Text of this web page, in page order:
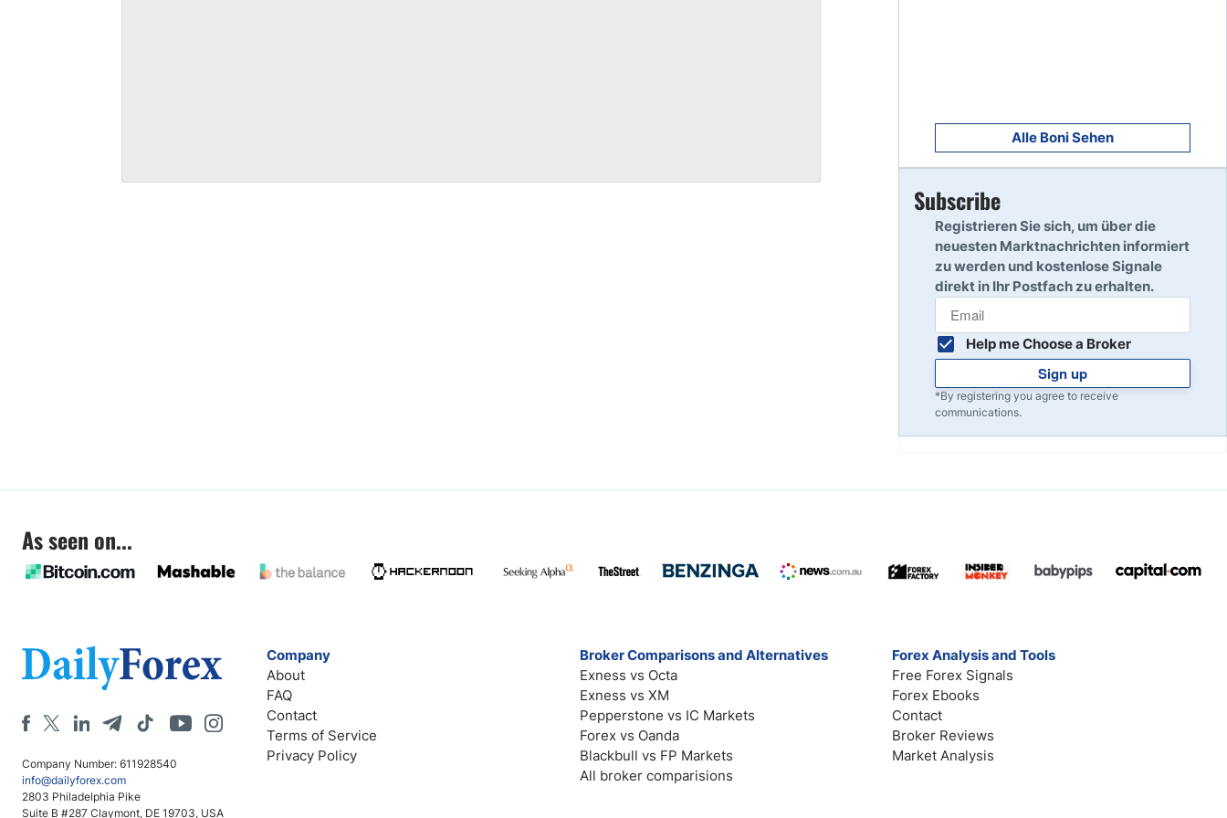
10
Alle Boni Sehen
Subscribe
Registrieren Sie sich, um über die
neuesten Marktnachrichten informiert
zu werden und kostenlose Signale
direkt in Ihr Postfach zu erhalten.
Help me Choose a Broker
Sign up
*By registering you agree to receive
communications.
As seen on...
Company Number: 611928540
info@dailyforex.com
2803 Philadelphia Pike
Suite B #287 Claymont, DE 19703, USA
Company
About
FAQ
Contact
Terms of Service
Privacy Policy
Broker Comparisons and Alternatives
Exness vs Octa
Exness vs XM
Pepperstone vs IC Markets
Forex vs Oanda
Blackbull vs FP Markets
All broker comparisions
Forex Analysis and Tools
Free Forex Signals
Forex Ebooks
Contact
Broker Reviews
Market Analysis